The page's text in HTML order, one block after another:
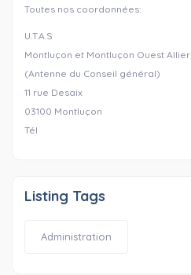
Toutes nos coordonnées:
U.T.A.S
Montluçon et Montluçon Ouest Allier
(Antenne du Conseil général)
11 rue Desaix
03100 Montluçon
Tél
Listing Tags
Administration